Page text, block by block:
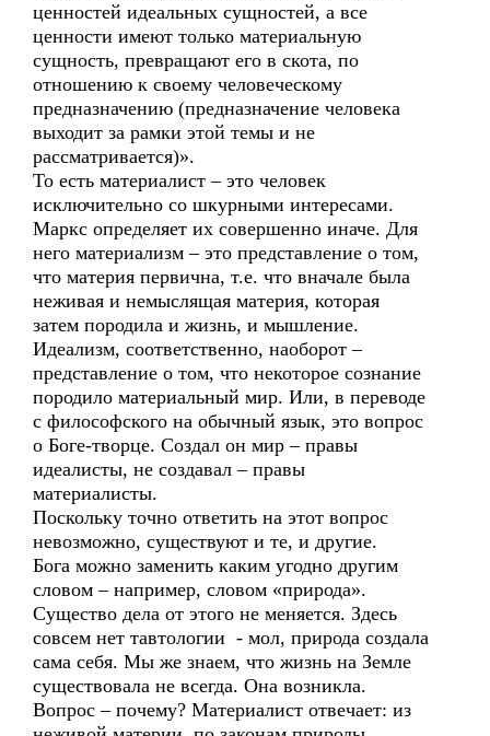
ценностей идеальных сущностей, а все
ценности имеют только материальную
сущность, превращают его в скота, по
отношению к своему человеческому
предназначению (предназначение человека
выходит за рамки этой темы и не
рассматривается)».
То есть материалист – это человек
исключительно со шкурными интересами.
Маркс определяет их совершенно иначе. Для
него материализм – это представление о том,
что материя первична, т.е. что вначале была
неживая и немыслящая материя, которая
затем породила и жизнь, и мышление.
Идеализм, соответственно, наоборот –
представление о том, что некоторое сознание
породило материальный мир. Или, в переводе
с философского на обычный язык, это вопрос
о Боге-творце. Создал он мир – правы
идеалисты, не создавал – правы
материалисты.
Поскольку точно ответить на этот вопрос
невозможно, существуют и те, и другие.
Бога можно заменить каким угодно другим
словом – например, словом «природа».
Существо дела от этого не меняется. Здесь
совсем нет тавтологии - мол, природа создала
сама себя. Мы же знаем, что жизнь на Земле
существовала не всегда. Она возникла.
Вопрос – почему? Материалист отвечает: из